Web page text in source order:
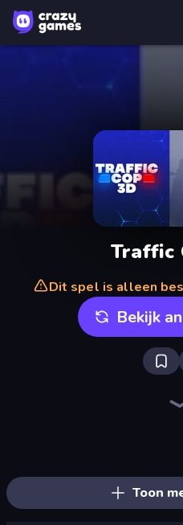
Traffic
Dit spel is alleen
Bekijk
Toon